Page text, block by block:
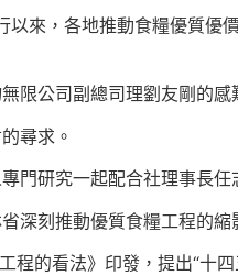
來，各地推動食糧優質優
限公司副總司理劉友剛的感
尋求。
門研究一起配合社理事長任
深刻推動優質食糧工程的縮
的看法》印發，提出“十